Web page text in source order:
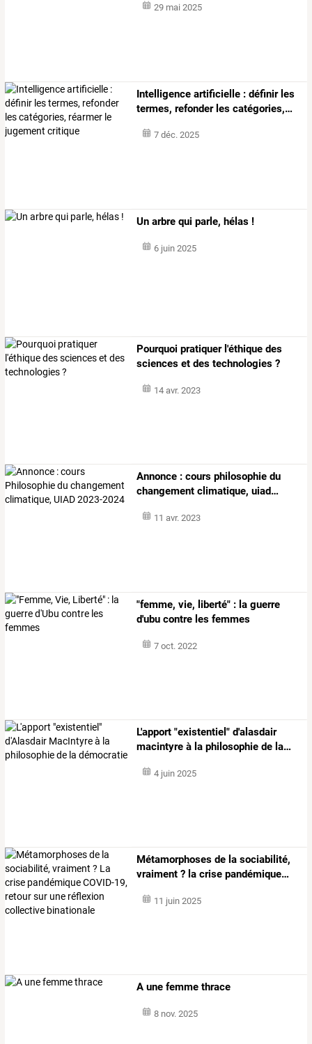
29 mai 2025
Intelligence artificielle : définirles
termes, refonderles catégories,…
7 déc. 2025
Un arbre qui parle, hélas !
6 juin 2025
Pourquoi pratiquer l'éthique des
sciences et des technologies ?
14 avr. 2023
Annonce : cours philosophie du
changement climatique, uiad…
11 avr. 2023
"femme, vie, liberté" : la guerre
d'ubu contre les femmes
7 oct. 2022
L'apport "existentiel" d'alasdair
macintyre à la philosophie de la…
4 juin 2025
Métamorphoses de la sociabilité,
vraiment ? la crise pandémique…
11 juin 2025
A une femme thrace
8 nov. 2025